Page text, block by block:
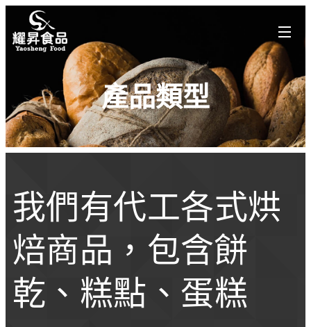
產品類型
我們有代工各式烘
焙商品，包含餅
乾、糕點、蛋糕